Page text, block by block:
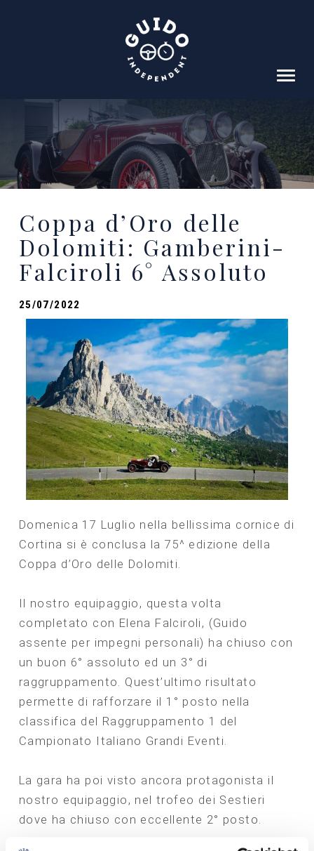
IL PROGETTO
SOSTENITORI
RISULTATI
SCUDERIA
ALBO
VIDEO
Coppa d’Oro delle
Dolomiti: Gamberini-
Falciroli 6° Assoluto
25/07/2022
Domenica 17 Luglio nella bellissima cornice di
Cortina si è conclusa la 75^ edizione della
Coppa d’Oro delle Dolomiti.
Il nostro equipaggio, questa volta
completato con Elena Falciroli, (Guido
assente per impegni personali) ha chiuso con
un buon 6° assoluto ed un 3° di
raggruppamento. Quest’ultimo risultato
permette di rafforzare il 1° posto nella
classifica del Raggruppamento 1 del
Campionato Italiano Grandi Eventi.
La gara ha poi visto ancora protagonista il
nostro equipaggio, nel trofeo dei Sestieri
dove ha chiuso con eccellente 2° posto.